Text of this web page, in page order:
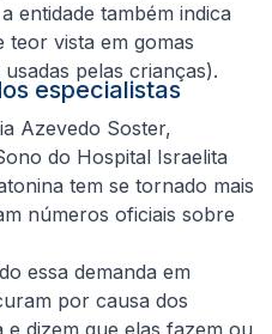
entidade também indica
teor vista em gomas
pelas crianças).
especialistas
Azevedo Soster,
do Hospital Israelita
tem se tornado mais
números oficiais sobre
essa demanda em
por causa dos
dizem que elas fazem ou